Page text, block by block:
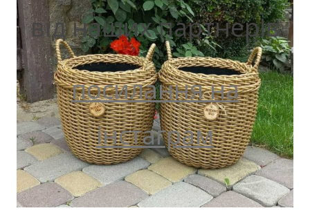
від наших партнерів
посилання на
інстаграм